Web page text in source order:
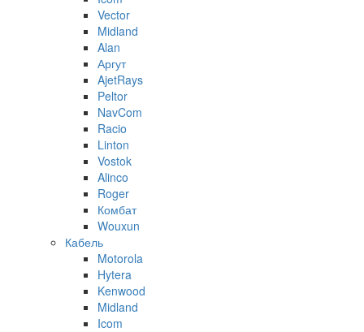
Vector
Midland
Alan
Аргут
AjetRays
Peltor
NavCom
Racio
Linton
Vostok
Alinco
Roger
Комбат
Wouxun
Кабель
Motorola
Hytera
Kenwood
Midland
Icom